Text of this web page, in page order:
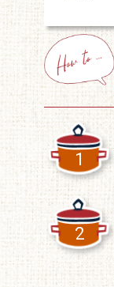
1
2